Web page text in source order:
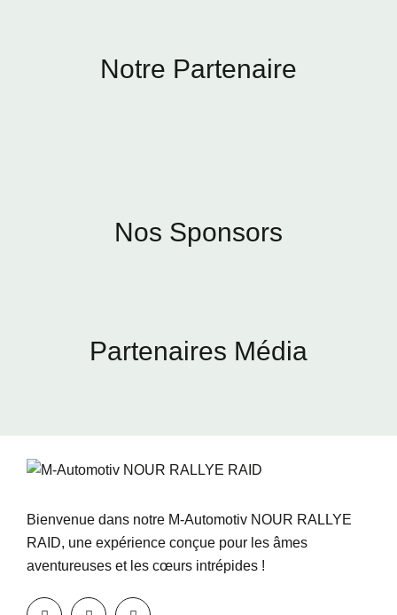
Notre Partenaire
Nos Sponsors
Partenaires Média
Bienvenue dans notre M-Automotiv NOUR RALLYE
RAID, une expérience conçue pour les âmes
aventureuses et les cœurs intrépides !